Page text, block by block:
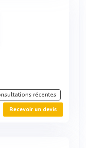
récentes
Recevoir un devis